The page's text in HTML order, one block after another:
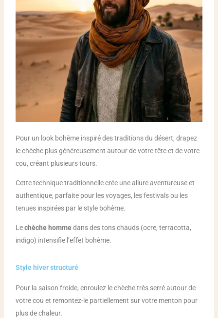
Pour un look bohème inspiré des traditions du désert, drapez
le chèche plus généreusement autour de votre tête et de votre
cou, créant plusieurs tours.
Cette technique traditionnelle crée une allure aventureuse et
authentique, parfaite pour les voyages, les festivals ou les
tenues inspirées par le style bohème.
Lechèche hommedans des tons chauds (ocre, terracotta,
indigo) intensifie l’effet bohème.
Style hiver structuré
Pour la saison froide, enroulez le chèche très serré autour de
votre cou et remontez-le partiellement sur votre menton pour
plus de chaleur.